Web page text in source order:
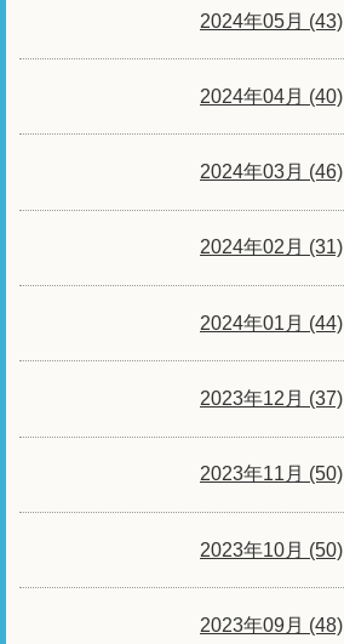
2024年05月 (43)
2024年04月 (40)
2024年03月 (46)
2024年02月 (31)
2024年01月 (44)
2023年12月 (37)
2023年11月 (50)
2023年10月 (50)
2023年09月 (48)